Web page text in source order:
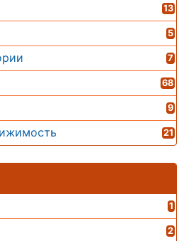
13
5
7
68
9
21
1
2